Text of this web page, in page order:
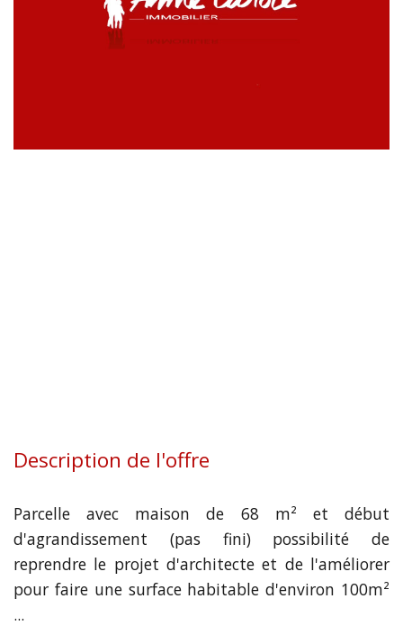
Description de l'offre
Parcelle avec maison de 68 m² et début
d'agrandissement (pas fini) possibilité de
reprendre le projet d'architecte et de l'améliorer
pour faire une surface habitable d'environ 100m²
...